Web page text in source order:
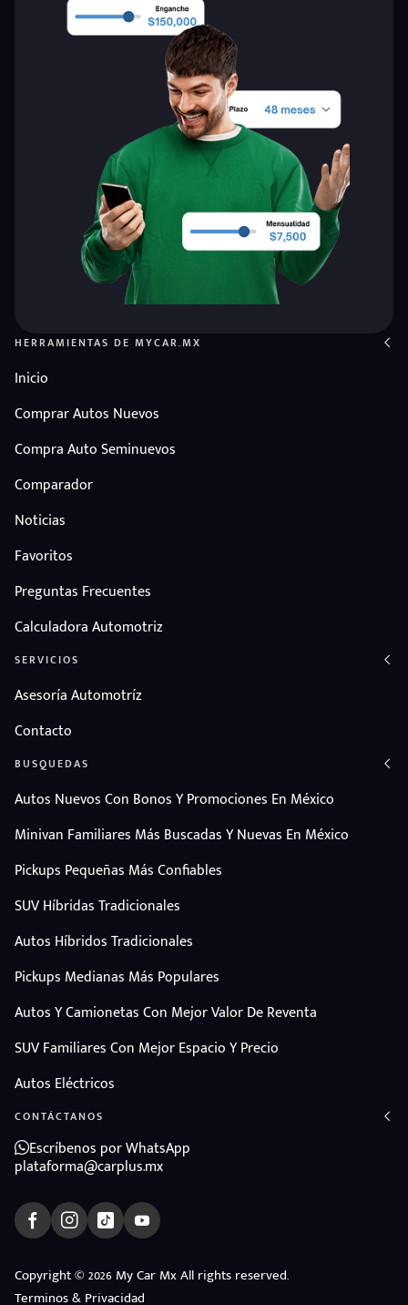
HERRAMIENTAS DE MYCAR.MX
Inicio
Comprar Autos Nuevos
Compra Auto Seminuevos
Comparador
Noticias
Favoritos
Preguntas Frecuentes
Calculadora Automotriz
SERVICIOS
Asesoría Automotríz
Contacto
BUSQUEDAS
Autos Nuevos Con Bonos Y Promociones En México
Minivan Familiares Más Buscadas Y Nuevas En México
Pickups Pequeñas Más Confiables
SUV Híbridas Tradicionales
Autos Híbridos Tradicionales
Pickups Medianas Más Populares
Autos Y Camionetas Con Mejor Valor De Reventa
SUV Familiares Con Mejor Espacio Y Precio
Autos Eléctricos
CONTÁCTANOS
Escríbenos por WhatsApp
plataforma@carplus.mx
Copyright © 2026 My Car Mx All rights reserved.
Terminos & Privacidad